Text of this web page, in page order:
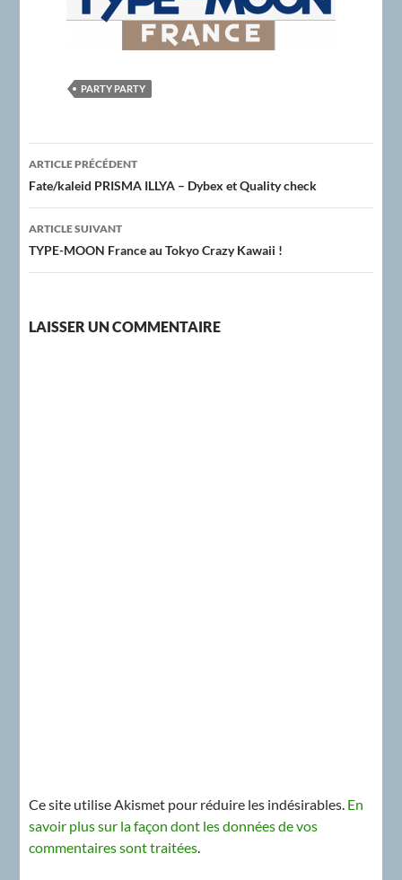
PARTY PARTY
Navigation
des
articles
ARTICLE PRÉCÉDENT
Fate/kaleid PRISMA ILLYA – Dybex et Quality check
ARTICLE SUIVANT
TYPE-MOON France au Tokyo Crazy Kawaii !
LAISSER UN COMMENTAIRE
Ce site utilise Akismet pour réduire les indésirables. En
savoir plus sur la façon dont les données de vos
commentaires sont traitées.